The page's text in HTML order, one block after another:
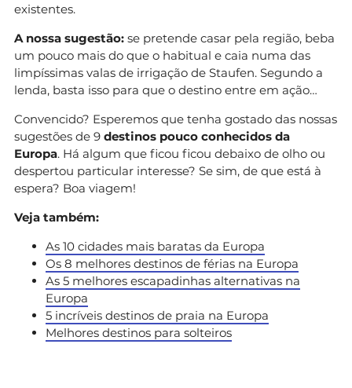
existentes.
A nossa sugestão: se pretende casar pela região, beba
um pouco mais do que o habitual e caia numa das
limpíssimas valas de irrigação de Staufen. Segundo a
lenda, basta isso para que o destino entre em ação…
Convencido? Esperemos que tenha gostado das nossas
sugestões de 9 destinos pouco conhecidos da
Europa. Há algum que ficou ficou debaixo de olho ou
despertou particular interesse? Se sim, de que está à
espera? Boa viagem!
Veja também:
As 10 cidades mais baratas da Europa
Os 8 melhores destinos de férias na Europa
As 5 melhores escapadinhas alternativas na
Europa
5 incríveis destinos de praia na Europa
Melhores destinos para solteiros